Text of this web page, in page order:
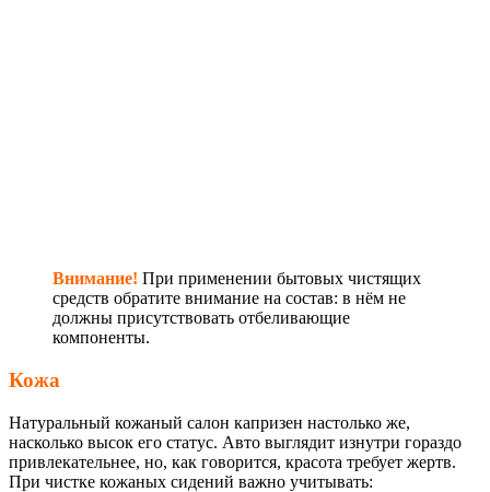
Внимание! При применении бытовых чистящих
средств обратите внимание на состав: в нём не
должны присутствовать отбеливающие
компоненты.
Кожа
Натуральный кожаный салон капризен настолько же,
насколько высок его статус. Авто выглядит изнутри гораздо
привлекательнее, но, как говорится, красота требует жертв.
При чистке кожаных сидений важно учитывать: